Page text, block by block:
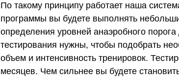
По такому принципу работает наша
программы вы будете выполнять
определения уровней анаэробного
тестирования нужны, чтобы подобрать
объем и интенсивность тренировок.
месяцев. Чем сильнее вы будете